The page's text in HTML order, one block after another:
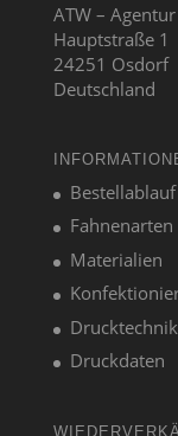
ATW –
Hauptstraße 1
24251 Osdorf
Deutschland
Fahnenarten
Materialien
Druckdaten